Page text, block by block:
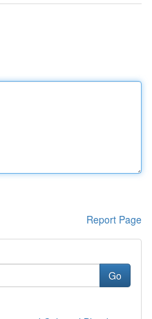
Report Page
Go